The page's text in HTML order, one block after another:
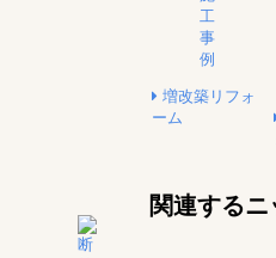
増改築リフォ
ーム
関連する